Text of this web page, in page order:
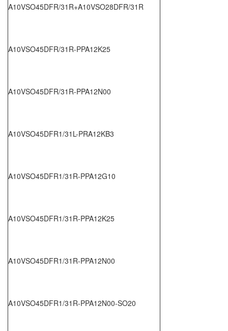
A10VSO45DFR/31R+A10VSO28DFR/31R
A10VSO45DFR/31R-PPA12K25
A10VSO45DFR/31R-PPA12N00
A10VSO45DFR1/31L-PRA12KB3
A10VSO45DFR1/31R-PPA12G10
A10VSO45DFR1/31R-PPA12K25
A10VSO45DFR1/31R-PPA12N00
A10VSO45DFR1/31R-PPA12N00-SO20